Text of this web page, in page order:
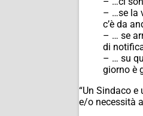
– …se la
c’è da
– … se
di
– … su
giorno è
“Un Sindaco
e/o necessità